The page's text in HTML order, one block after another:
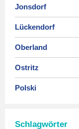
Jonsdorf
Lückendorf
Oberland
Ostritz
Polski
Schlagwörter